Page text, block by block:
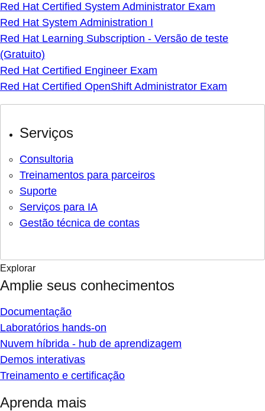
Red Hat Certified System Administrator Exam
Red Hat System Administration I
Red Hat Learning Subscription - Versão de teste
(Gratuito)
Red Hat Certified Engineer Exam
Red Hat Certified OpenShift Administrator Exam
Serviços
Consultoria
Treinamentos para parceiros
Suporte
Serviços para IA
Gestão técnica de contas
Explorar
Amplie seus conhecimentos
Documentação
Laboratórios hands-on
Nuvem híbrida - hub de aprendizagem
Demos interativas
Treinamento e certificação
Aprenda mais